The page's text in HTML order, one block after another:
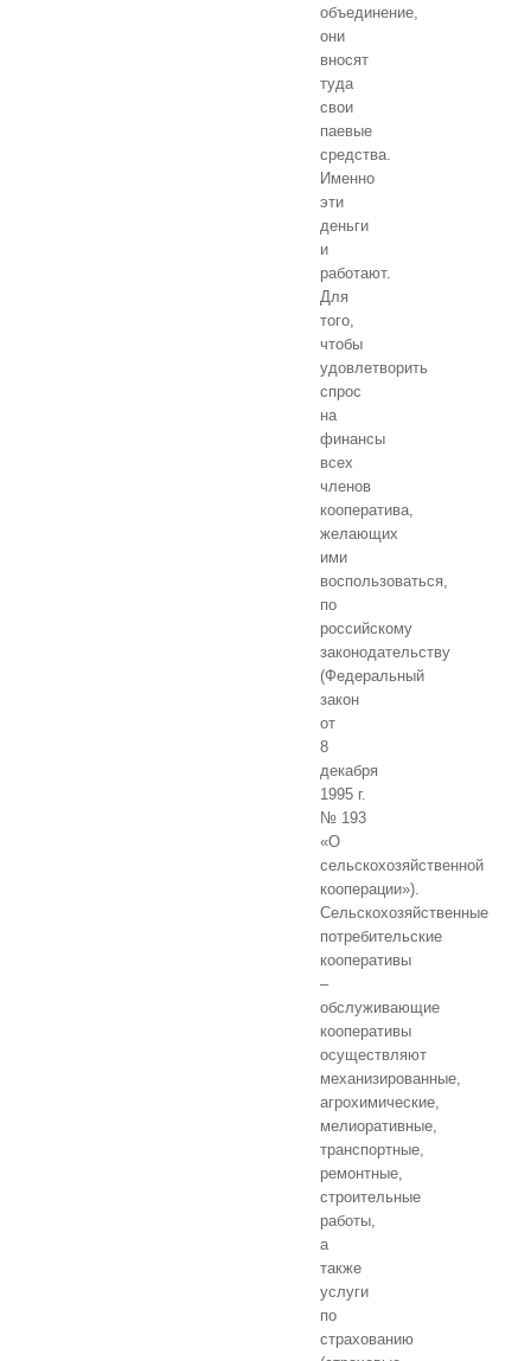
объединение,
они
вносят
туда
свои
паевые
средства.
Именно
эти
деньги
и
работают.
Для
того,
чтобы
удовлетворить
спрос
на
финансы
всех
членов
кооператива,
желающих
ими
воспользоваться,
по
российскому
законодательству
(Федеральный
закон
от
8
декабря
1995 г.
№ 193
«О
сельскохозяйственной
кооперации»).
Сельскохозяйственные
потребительские
кооперативы
–
обслуживающие
кооперативы
осуществляют
механизированные,
агрохимические,
мелиоративные,
транспортные,
ремонтные,
строительные
работы,
а
также
услуги
по
страхованию